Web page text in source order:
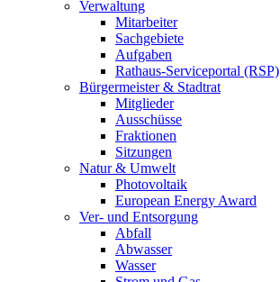
Verwaltung
Mitarbeiter
Sachgebiete
Aufgaben
Rathaus-Serviceportal (RSP)
Bürgermeister & Stadtrat
Mitglieder
Ausschüsse
Fraktionen
Sitzungen
Natur & Umwelt
Photovoltaik
European Energy Award
Ver- und Entsorgung
Abfall
Abwasser
Wasser